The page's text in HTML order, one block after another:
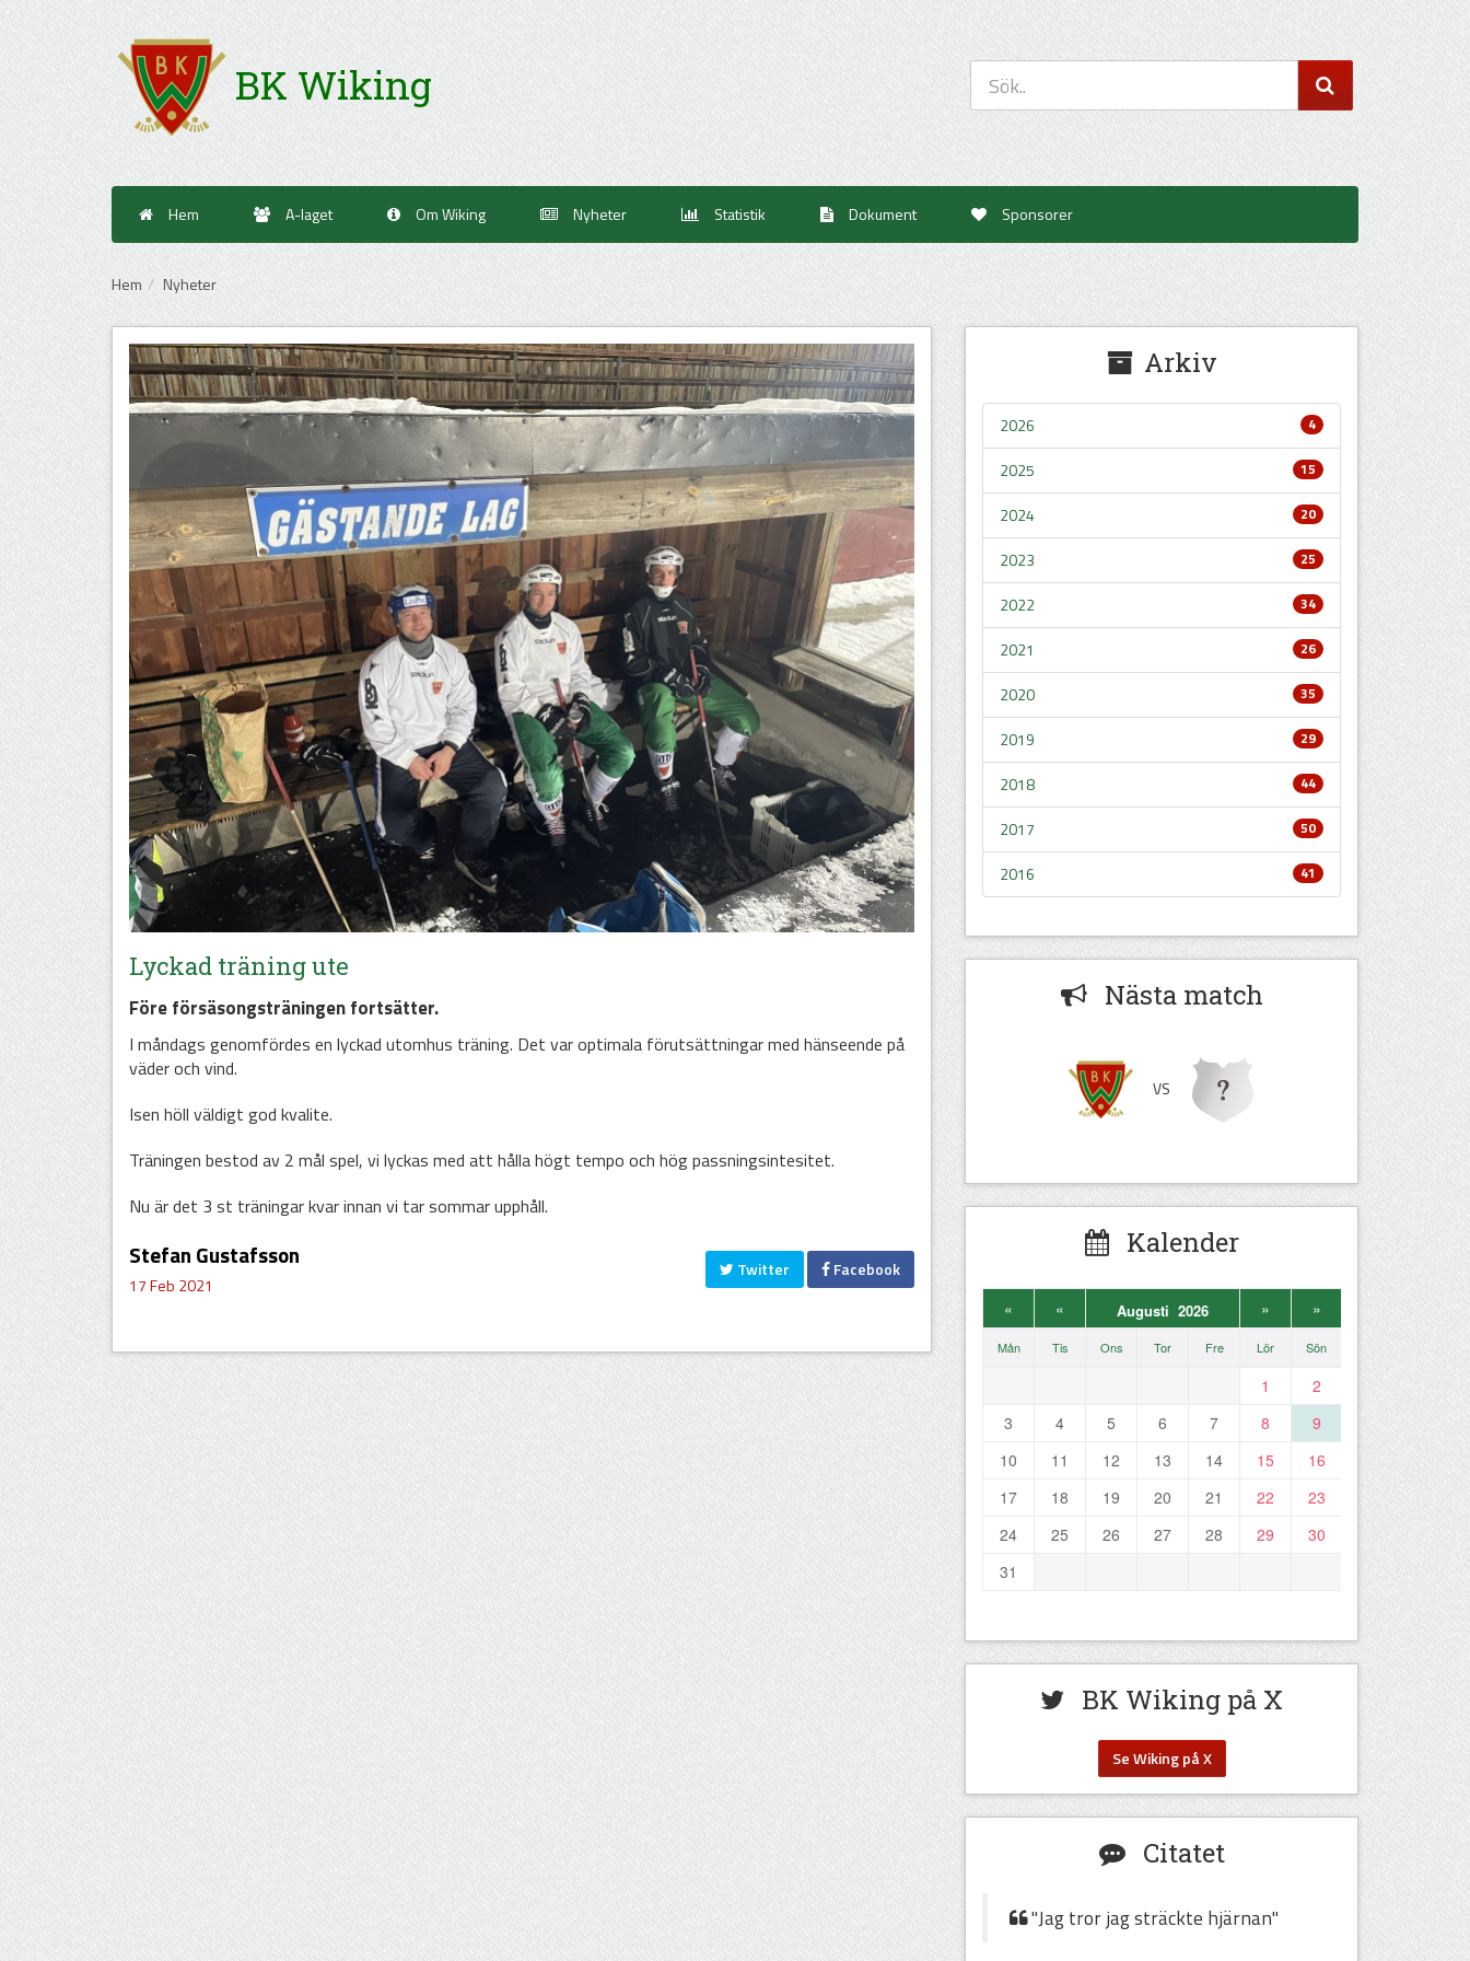
BK Wiking
Hem A-laget Om Wiking Nyheter Statistik Dokument Sponsorer
Hem Nyheter
Arkiv
2026 4
2025 15
2024 20
2023 25
2022 34
2021 26
2020 35
2019 29
2018 44
2017 50
2016 41
Nästa match
VS
Kalender
« « Augusti 2026 » »
Mån Tis Ons Tor Fre Lör Sön
1
2
3
4 5 6 7 8
9
10
11 12 13 14 15
16
17
18 19 20 21 22
23
24
25 26 27 28 29
30
31
BK Wiking på X
Se Wiking på X
Citatet
"Jag tror jag sträckte hjärnan"
Lyckad träning ute
Före försäsongsträningen fortsätter.
I måndags genomfördes en lyckad utomhus träning. Det var optimala förutsättningar med hänseende på
väder och vind.
Isen höll väldigt god kvalite.
Träningen bestod av 2 mål spel, vi lyckas med att hålla högt tempo och hög passningsintesitet.
Nu är det 3 st träningar kvar innan vi tar sommar upphåll.
Stefan Gustafsson
17 Feb 2021
Twitter Facebook